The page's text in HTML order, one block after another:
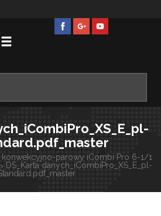
konwekcyjno-parowy iCombi Pro 6-1/1
> DS_Karta danych_iCombiPro_XS_E_pl-